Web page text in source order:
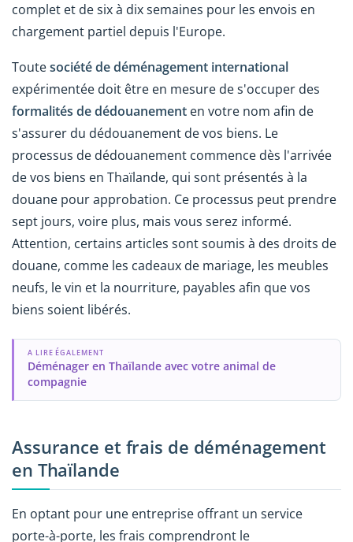
complet et de six à dix semaines pour les envois en
chargement partiel depuis l'Europe.
Toutesociété de déménagement international
expérimentée doit être en mesure de s'occuper des
formalités de dédouanement en votre nom afin de
s'assurer du dédouanement de vos biens. Le
processus de dédouanement commence dès l'arrivée
de vos biens en Thaïlande, qui sont présentés à la
douane pour approbation. Ce processus peut prendre
sept jours, voire plus, mais vous serez informé.
Attention, certains articles sont soumis à des droits de
douane, comme les cadeaux de mariage, les meubles
neufs, le vin et la nourriture, payables afin que vos
biens soient libérés.
A LIRE ÉGALEMENT
Déménager en Thaïlande avec votre animal de
compagnie
Assurance et frais de déménagement
en Thaïlande
En optant pour une entreprise offrant un service
porte-à-porte, les frais comprendront le